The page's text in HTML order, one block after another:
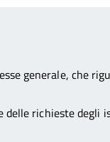
generale, che
richieste